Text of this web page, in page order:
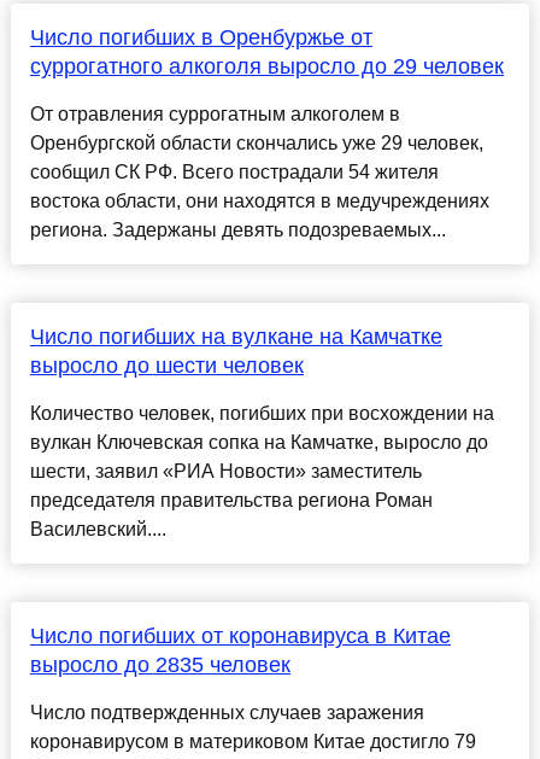
Число погибших в Оренбуржье от
суррогатного алкоголя выросло до 29 человек
От отравления суррогатным алкоголем в
Оренбургской области скончались уже 29 человек,
сообщил СК РФ. Всего пострадали 54 жителя
востока области, они находятся в медучреждениях
региона. Задержаны девять подозреваемых...
Число погибших на вулкане на Камчатке
выросло до шести человек
Количество человек, погибших при восхождении на
вулкан Ключевская сопка на Камчатке, выросло до
шести, заявил «РИА Новости» заместитель
председателя правительства региона Роман
Василевский....
Число погибших от коронавируса в Китае
выросло до 2835 человек
Число подтвержденных случаев заражения
коронавирусом в материковом Китае достигло 79